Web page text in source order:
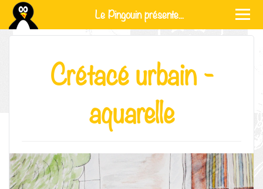
Le Pingouin présente...
Crétacé urbain -
aquarelle